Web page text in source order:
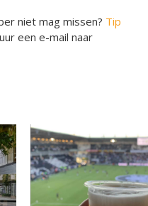
niet mag missen? Tip
een e-mail naar